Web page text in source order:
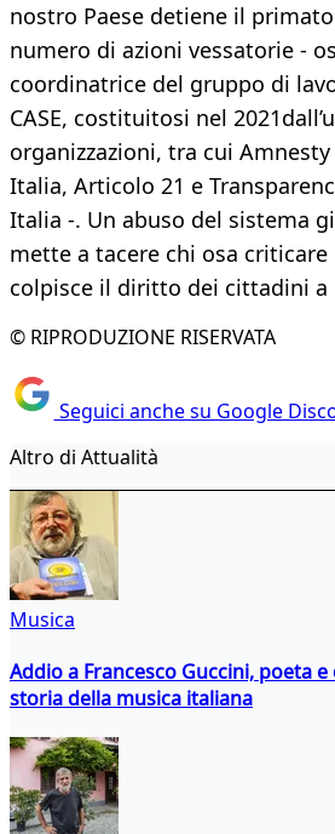
nostro Paese detiene il
numero di azioni vessatorie -
coordinatrice del gruppo di
CASE, costituitosi nel
organizzazioni, tra cui
Italia, Articolo 21 e
Italia -. Un abuso del sistema
mette a tacere chi osa
colpisce il diritto dei cittadini a
© RIPRODUZIONE RISERVATA
Seguici anche su Google
Altro di Attualità
Musica
Addio a Francesco Guccini, poeta
storia della musica italiana